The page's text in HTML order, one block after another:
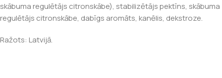
skābuma regulētājs citronskābe), stabilizētājs pektīns, skābuma
regulētājs citronskābe, dabīgs aromāts, kanēlis, dekstroze.
Ražots: Latvijā.